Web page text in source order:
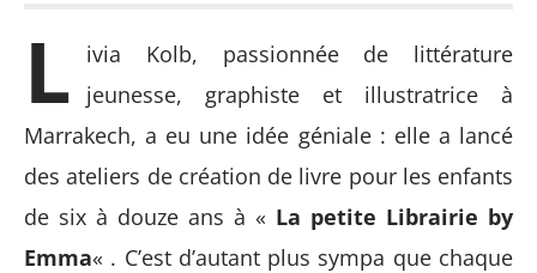
L
ivia Kolb, passionnée de littérature
jeunesse, graphiste et illustratrice à
Marrakech, a eu une idée géniale : elle a lancé
des ateliers de création de livre pour les enfants
de six à douze ans à « La petite Librairie by
Emma« . C’est d’autant plus sympa que chaque